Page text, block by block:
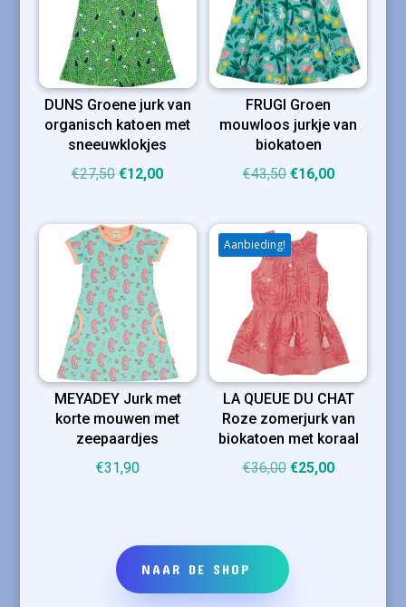
DUNS Groene jurk van
organisch katoen met
sneeuwklokjes
€27,50 Oorspronkelijke
was:
€27,50.
€12,00Huidige
is:
€12,00.
FRUGI Groen
mouwloos jurkje van
biokatoen
€43,50 Oorspronkelijke
was:
€43,50.
€16,00Huidige
is:
MEYADEY Jurk met
korte mouwen met
zeepaardjes
€31,90
Aanbieding!
LA QUEUE DU CHAT
Roze zomerjurk van
biokatoen met koraal
€36,00 Oorspronkelijke
€25,00Huidige
NAAR DE SHOP